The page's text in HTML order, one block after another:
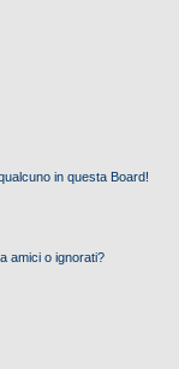
in questa Board!
amici o ignorati?